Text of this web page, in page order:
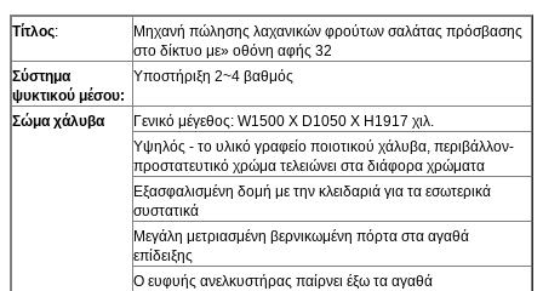
Τίτλος:
Μηχανή πώλησης λαχανικών φρούτων σαλάτας πρόσβασης
στο δίκτυο με» οθόνη αφής 32
Σύστημα
ψυκτικού μέσου:
Υποστήριξη 2~4 βαθμός
Σώμα χάλυβα
Γενικό μέγεθος: W1500 Χ D1050 Χ H1917 χιλ.
Υψηλός - το υλικό γραφείο ποιοτικού χάλυβα, περιβάλλον-
προστατευτικό χρώμα τελειώνει στα διάφορα χρώματα
Εξασφαλισμένη δομή με την κλειδαριά για τα εσωτερικά
συστατικά
Μεγάλη μετριασμένη βερνικωμένη πόρτα στα αγαθά
επίδειξης
Ο ευφυής ανελκυστήρας παίρνει έξω τα αγαθά